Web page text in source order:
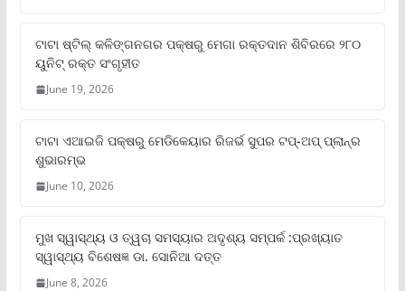
ଟାଟା ଷ୍ଟିଲ୍‌ କଳିଙ୍ଗନଗର ପକ୍ଷରୁ ମେଗା ରକ୍ତଦାନ ଶିବିରରେ ୨୮୦
ୟୁନିଟ୍‌ ରକ୍ତ ସଂଗୃହୀତ
June 19, 2026
ଟାଟା ଏଆଇଜି ପକ୍ଷରୁ ମେଡିକେୟାର ରିଜର୍ଭ ସୁପର ଟପ୍‌-ଅପ୍ ପ୍ଲାନ୍‌ର
ଶୁଭାରମ୍ଭ
June 10, 2026
ମୁଖ ସ୍ୱାସ୍ଥ୍ୟ ଓ ତ୍ୱଚା ସମସ୍ୟାର ଅଦୃଶ୍ୟ ସମ୍ପର୍କ :ପ୍ରଖ୍ୟାତ
ସ୍ୱାସ୍ଥ୍ୟ ବିଶେଷଜ୍ଞ ଡା. ସୋନିଆ ଦତ୍ତ
June 8, 2026